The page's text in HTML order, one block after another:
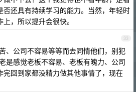
否还具有持续学习的能力。当然，年轻时
，所以提升会很快。
33
、公司不容易等等而去同情他们，别犯
是感觉老板不容易、老板有魄力、公司
完回到家都没精力做其他事情了，现在